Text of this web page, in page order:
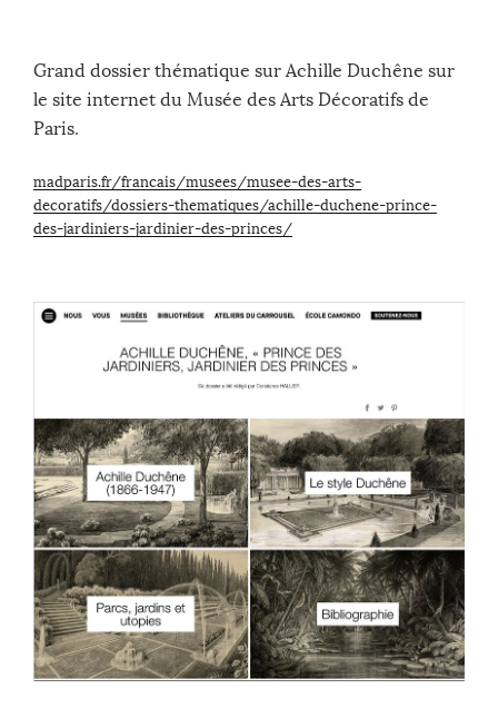
Grand dossier thématique sur Achille Duchêne sur
le site internet du Musée des Arts Décoratifs de
Paris.
madparis.fr/francais/musees/musee-des-arts-
decoratifs/dossiers-thematiques/achille-duchene-prince-
des-jardiniers-jardinier-des-princes/